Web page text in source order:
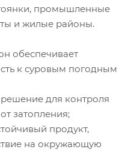
промышленные
и жилые районы.
обеспечивает
к суровым погодным
для контроля
затопления;
продукт,
на окружающую